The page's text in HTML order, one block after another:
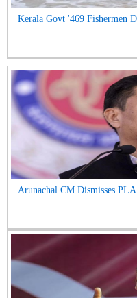
Kerala Govt '469 Fishermen
Arunachal CM Dismisses